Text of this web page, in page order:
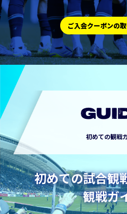
ご入会クーポンの
初めての観戦
初めての試合観
観戦ガ